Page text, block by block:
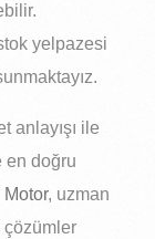
yelpazesi
anlayışı ile
en doğru
Motor, uzman
çözümler